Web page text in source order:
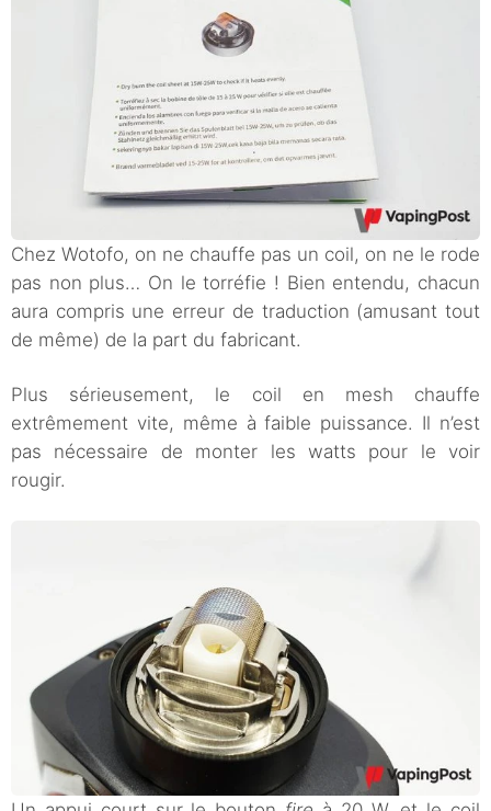
Chez Wotofo, on ne chauffe pas un coil, on ne le rode
pas non plus… On le torréfie ! Bien entendu, chacun
aura compris une erreur de traduction (amusant tout
de même) de la part du fabricant.
Plus sérieusement, le coil en mesh chauffe
extrêmement vite, même à faible puissance. Il n’est
pas nécessaire de monter les watts pour le voir
rougir.